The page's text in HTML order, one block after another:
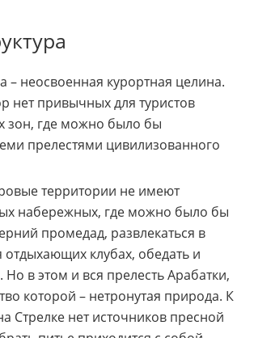
– неосвоенная курортная целина.
нет привычных для туристов
зон, где можно было бы
прелестями цивилизованного
территории не имеют
набережных, где можно было бы
промедад, развлекаться в
клубах, обедать и
Но в этом и вся прелесть Арабатки,
которой – нетронутая природа. К
Стрелке нет источников пресной